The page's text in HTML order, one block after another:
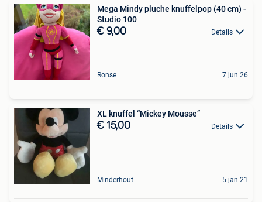
Mega Mindy pluche knuffelpop (40 cm) -
Studio 100
€ 9,00 Details
Ronse 7 jun 26
XL knuffel “Mickey Mousse”
€ 15,00 Details
Minderhout 5 jan 21